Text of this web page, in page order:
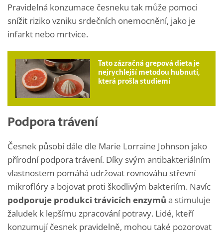
Pravidelná konzumace česneku tak může pomoci
snížit riziko vzniku srdečních onemocnění, jako je
infarkt nebo mrtvice.
Tato zázračná grepová dieta je
nejrychlejší metodou hubnutí,
která prošla studiemi
Podpora trávení
Česnek působí dále dle Marie Lorraine Johnson jako
přírodní podpora trávení. Díky svým antibakteriálním
vlastnostem pomáhá udržovat rovnováhu střevní
mikroflóry a bojovat proti škodlivým bakteriím. Navíc
podporuje produkci trávicích enzymů a stimuluje
žaludek k lepšímu zpracování potravy. Lidé, kteří
konzumují česnek pravidelně, mohou také pozorovat